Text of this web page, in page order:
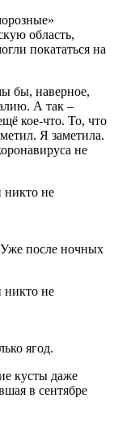
область,
покататься на
бы, наверное,
А так –
кое-что. То, что
Я заметила.
не
Уже после ночных
ягод.
кусты даже
в сентябре